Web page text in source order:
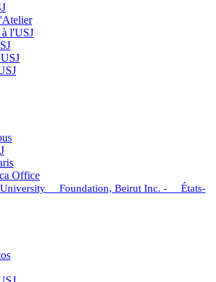
à l'USJ
Office
University Foundation, Beirut Inc. - États-